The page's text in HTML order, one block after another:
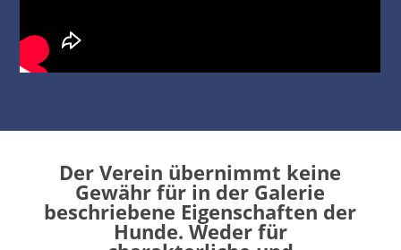
Der Verein übernimmt keine
Gewähr für in der Galerie
beschriebene Eigenschaften der
Hunde. Weder für